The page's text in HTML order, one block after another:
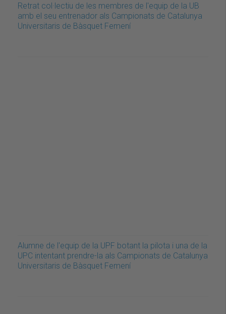
Retrat col·lectiu de les membres de l'equip de la UB
amb el seu entrenador als Campionats de Catalunya
Universitaris de Bàsquet Femení
Alumne de l'equip de la UPF botant la pilota i una de la
UPC intentant prendre-la als Campionats de Catalunya
Universitaris de Bàsquet Femení